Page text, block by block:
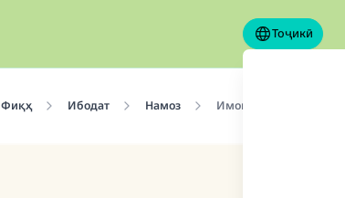
Тоҷикӣ
Фиқҳ Ибодат Намоз Имоматӣ